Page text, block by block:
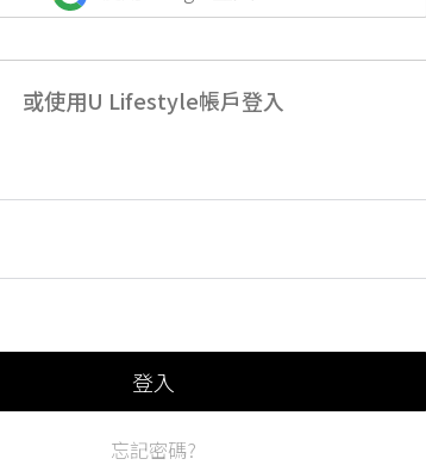
或使用U Lifestyle帳戶登入
登入
忘記密碼?